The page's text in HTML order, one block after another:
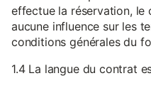
effectue la réservation, le
aucune influence sur les
conditions générales du
1.4 La langue du contrat